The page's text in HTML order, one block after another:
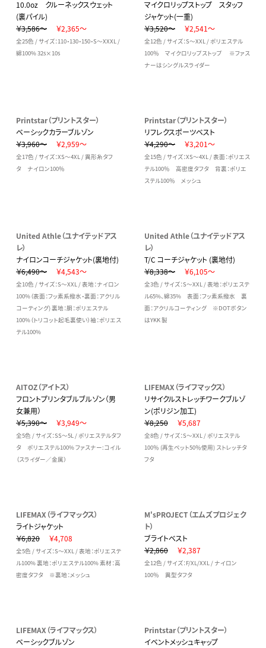
10.0oz クルーネックスウェット
(裏パイル)
￥3,586～
￥2,365～
全25色 / サイズ：110・130・150・S～XXXL /
綿100% 32s×10s
マイクロリップストップ スタッフ
ジャケット(一重)
￥3,520～
￥2,541～
全12色 / サイズ：S～XXL / ポリエステル
100％ マイクロリップストップ ※ファス
ナーはシングルスライダー
Printstar（プリントスター）
ベーシックカラーブルゾン
￥3,960～
￥2,959～
全17色 / サイズ：XS～4XL / 異形糸タフ
タ ナイロン100％
Printstar（プリントスター）
リフレクスポーツベスト
￥4,290～
￥3,201～
全15色 / サイズ：XS～4XL / 表面：ポリエス
テル100％ 高密度タフタ 背裏：ポリエ
ステル100％ メッシュ
United Athle（ユナイテッドアス
レ）
ナイロンコーチジャケット(裏地付)
￥6,490～
￥4,543～
全10色 / サイズ：S～XXL / 表地：ナイロン
100%（表面：フッ素系撥水・裏面：アクリル
コーティング) 裏地：胴：ポリエステル
100%（トリコット起毛裏使い）袖：ポリエス
テル100%
United Athle（ユナイテッドアス
レ）
T/C コーチジャケット (裏地付)
￥8,338～
￥6,105～
全3色 / サイズ：S～XXL / 表地：ポリエステ
ル65%、綿35% 表面：フッ素系撥水 裏
面：アクリルコーティング ※DOTボタン
はYKK 製
AITOZ（アイトス）
フロントプリンタブルブルゾン（男
女兼用）
￥5,390～
￥3,949～
全5色 / サイズ：SS～5L / ポリエステルタフ
タ ポリエステル100% ファスナー:コイル
（スライダー／金属）
LIFEMAX（ライフマックス）
リサイクルストレッチワークブルゾ
ン(ポリジン加工)
￥8,250
￥5,687
全8色 / サイズ：S～XXL / ポリエステル
100％ (再生ペット50％使用) ストレッチタ
フタ
LIFEMAX（ライフマックス）
ライトジャケット
￥6,820
￥4,708
全5色 / サイズ：S～XXL / 表地：ポリエステ
ル100% 裏地：ポリエステル100% 素材：高
密度タフタ ※裏地：メッシュ
M'sPROJECT（エムズプロジェク
ト）
ブライトベスト
￥2,860
￥2,387
全12色 / サイズ：F/XL/XXL / ナイロン
100％ 異型タフタ
LIFEMAX（ライフマックス）
ベーシックブルゾン
Printstar（プリントスター）
イベントメッシュキャップ